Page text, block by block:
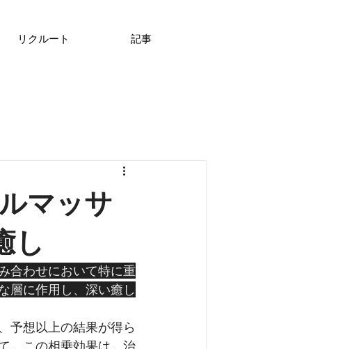
リクルート 記事
マッサ
し
合わせにおいて特に重
層に作用し、深い癒し
予想以上の結果が得ら